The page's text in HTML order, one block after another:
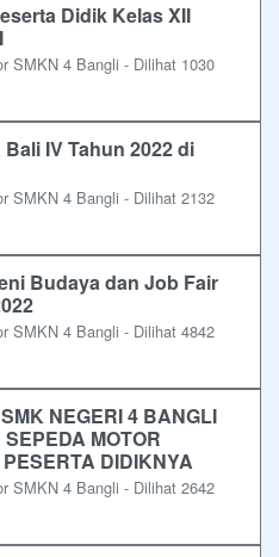
Didik Kelas XII
SMKN 4 Bangli - Dilihat 1030
IV Tahun 2022 di
SMKN 4 Bangli - Dilihat 2132
Budaya dan Job Fair
SMKN 4 Bangli - Dilihat 4842
NEGERI 4 BANGLI
MOTOR
DIDIKNYA
SMKN 4 Bangli - Dilihat 2642